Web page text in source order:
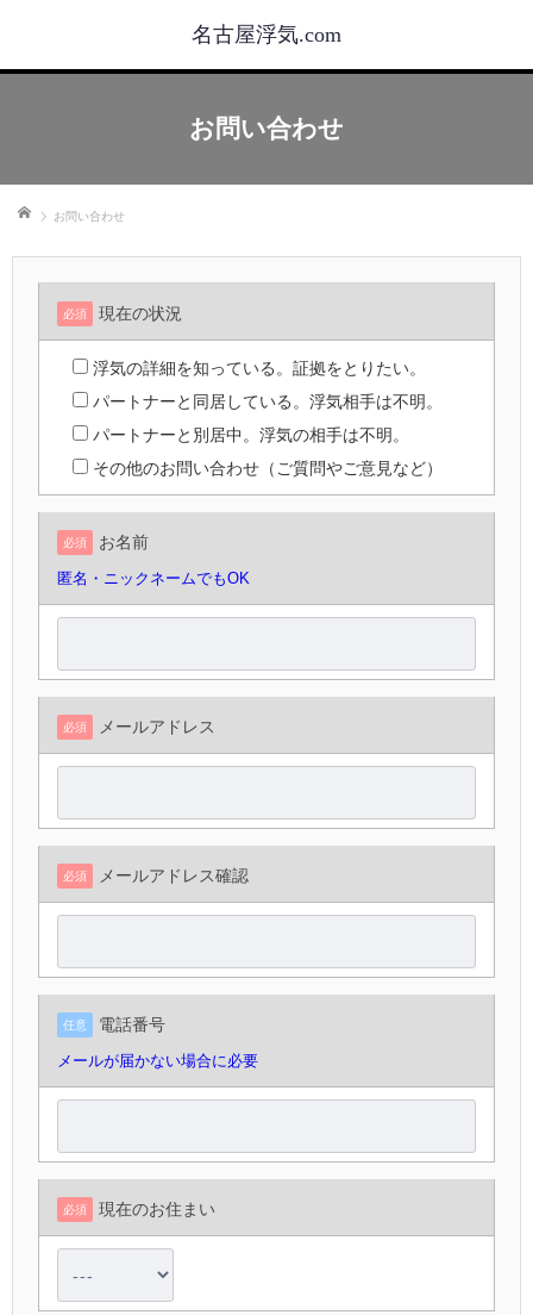
名古屋浮気.com
お問い合わせ
ホーム お問い合わせ
必須 現在の状況
浮気の詳細を知っている。証拠をとりたい。
パートナーと同居している。浮気相手は不明。
パートナーと別居中。浮気の相手は不明。
その他のお問い合わせ（ご質問やご意見など）
必須 お名前
匿名・ニックネームでもOK
必須 メールアドレス
必須 メールアドレス確認
任意 電話番号
メールが届かない場合に必要
必須 現在のお住まい